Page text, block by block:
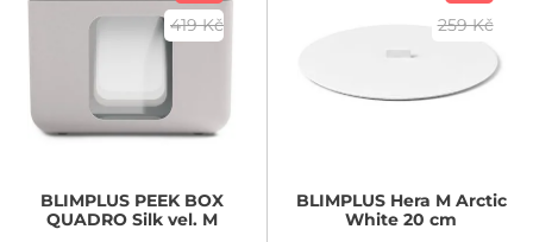
419 Kč
BLIMPLUSPEEK BOX
QUADRO Silk vel. M
259 Kč
BLIMPLUSHera M Arctic
White 20 cm